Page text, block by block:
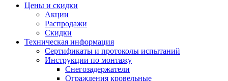
Цены и скидки
Акции
Распродажи
Скидки
Техническая информация
Сертификаты и протоколы испытаний
Инструкции по монтажу
Снегозадержатели
Ограждения кровельные